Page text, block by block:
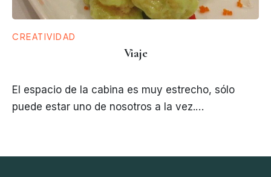
CREATIVIDAD
Viaje
El espacio de la cabina es muy estrecho, sólo
puede estar uno de nosotros a la vez.…